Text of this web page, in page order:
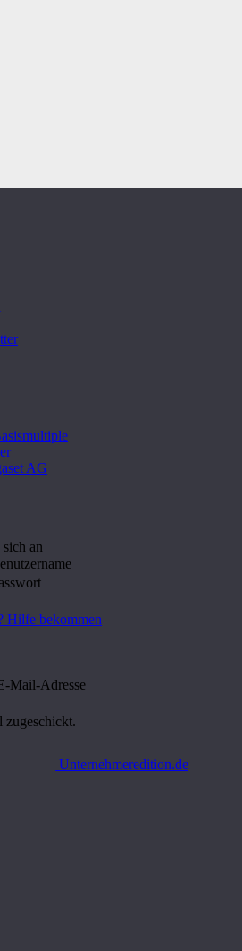
AG
an
Hilfe bekommen
Mail-Adresse
zugeschickt.
Unternehmeredition.de